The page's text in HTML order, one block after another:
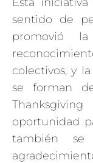
sentido de
promovió
colectivos, y
se forman
oportunidad
también